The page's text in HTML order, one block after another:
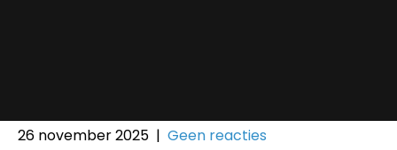
26 november 2025 | Geen reacties